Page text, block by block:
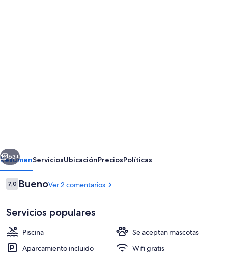
Siguiente
63+
ResumenServiciosUbicaciónPreciosPolíticas
Comentarios
7,07,0 de 10
BuenoVer 2 comentarios
Servicios populares
Piscina
Se aceptan mascotas
Aparcamiento incluido
Wifi gratis